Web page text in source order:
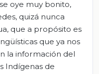
oye muy bonito,
quizá nunca
que a propósito es
que ya nos
la información del
Indígenas de